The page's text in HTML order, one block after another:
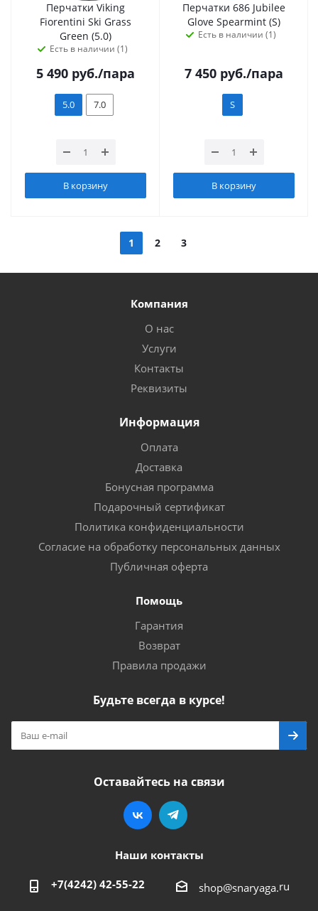
Перчатки Viking
Fiorentini Ski Grass
Green (5.0)
Есть в наличии (1)
5 490 руб./пара
5.0 7.0
В корзину
Перчатки 686 Jubilee
Glove Spearmint (S)
Есть в наличии (1)
7 450 руб./пара
S
В корзину
1 2 3
Компания
О нас
Услуги
Контакты
Реквизиты
Информация
Оплата
Доставка
Бонусная программа
Подарочный сертификат
Политика конфиденциальности
Согласие на обработку персональных данных
Публичная оферта
Помощь
Гарантия
Возврат
Правила продажи
Будьте всегда в курсе!
Оставайтесь на связи
Наши контакты
+7(4242) 42-55-22 shop@snaryaga.ru